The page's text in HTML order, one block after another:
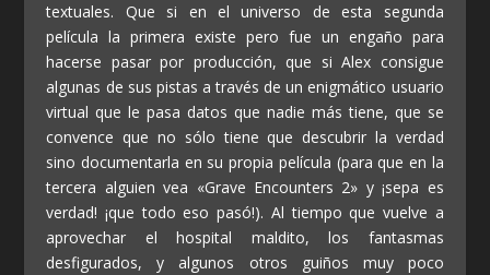
textuales. Que si en el universo de esta segunda
película la primera existe pero fue un engaño para
hacerse pasar por producción, que si Alex consigue
algunas de sus pistas a través de un enigmático usuario
virtual que le pasa datos que nadie más tiene, que se
convence que no sólo tiene que descubrir la verdad
sino documentarla en su propia película (para que en la
tercera alguien vea «Grave Encounters 2» y ¡sepa es
verdad! ¡que todo eso pasó!). Al tiempo que vuelve a
aprovechar el hospital maldito, los fantasmas
desfigurados, y algunos otros guiños muy poco